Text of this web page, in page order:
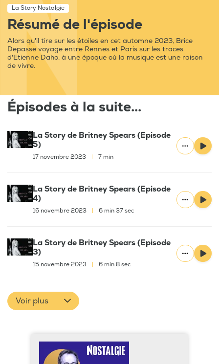
La Story Nostalgie
Résumé de l'épisode
Alors qu'il tire sur les étoiles en cet automne 2023, Brice
Depasse voyage entre Rennes et Paris sur les traces
d'Etienne Daho, à une époque où la musique est une raison
de vivre.
Épisodes à la suite...
La Story de Britney Spears (Episode
5)
17 novembre 2023 7 min
La Story de Britney Spears (Episode
4)
16 novembre 2023 6 min 37 sec
La Story de Britney Spears (Episode
3)
15 novembre 2023 6 min 8 sec
Voir plus